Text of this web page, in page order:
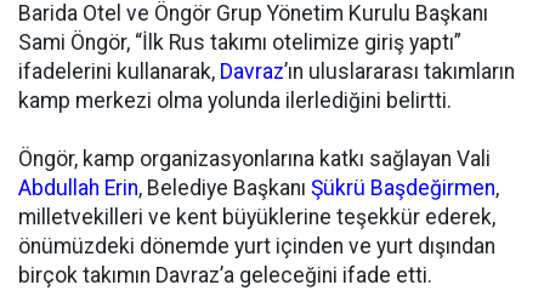
Barida Otel ve Öngör Grup Yönetim Kurulu Başkanı
Sami Öngör, “İlk Rus takımı otelimize giriş yaptı”
ifadelerini kullanarak, Davraz’ın uluslararası takımların
kamp merkezi olma yolunda ilerlediğini belirtti.
Öngör, kamp organizasyonlarına katkı sağlayan Vali
Abdullah Erin, Belediye Başkanı Şükrü Başdeğirmen,
milletvekilleri ve kent büyüklerine teşekkür ederek,
önümüzdeki dönemde yurt içinden ve yurt dışından
birçok takımın Davraz’a geleceğini ifade etti.